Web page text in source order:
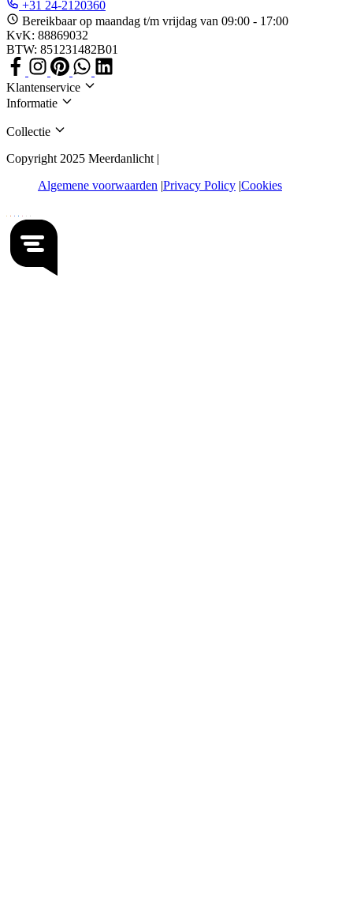
+31 24-2120360
Bereikbaar op maandag t/m vrijdag van 09:00 - 17:00
KvK: 88869032
BTW: 851231482B01
Klantenservice
Informatie
Collectie
Copyright 2025 Meerdanlicht |
Algemene voorwaarden Privacy Policy Cookies